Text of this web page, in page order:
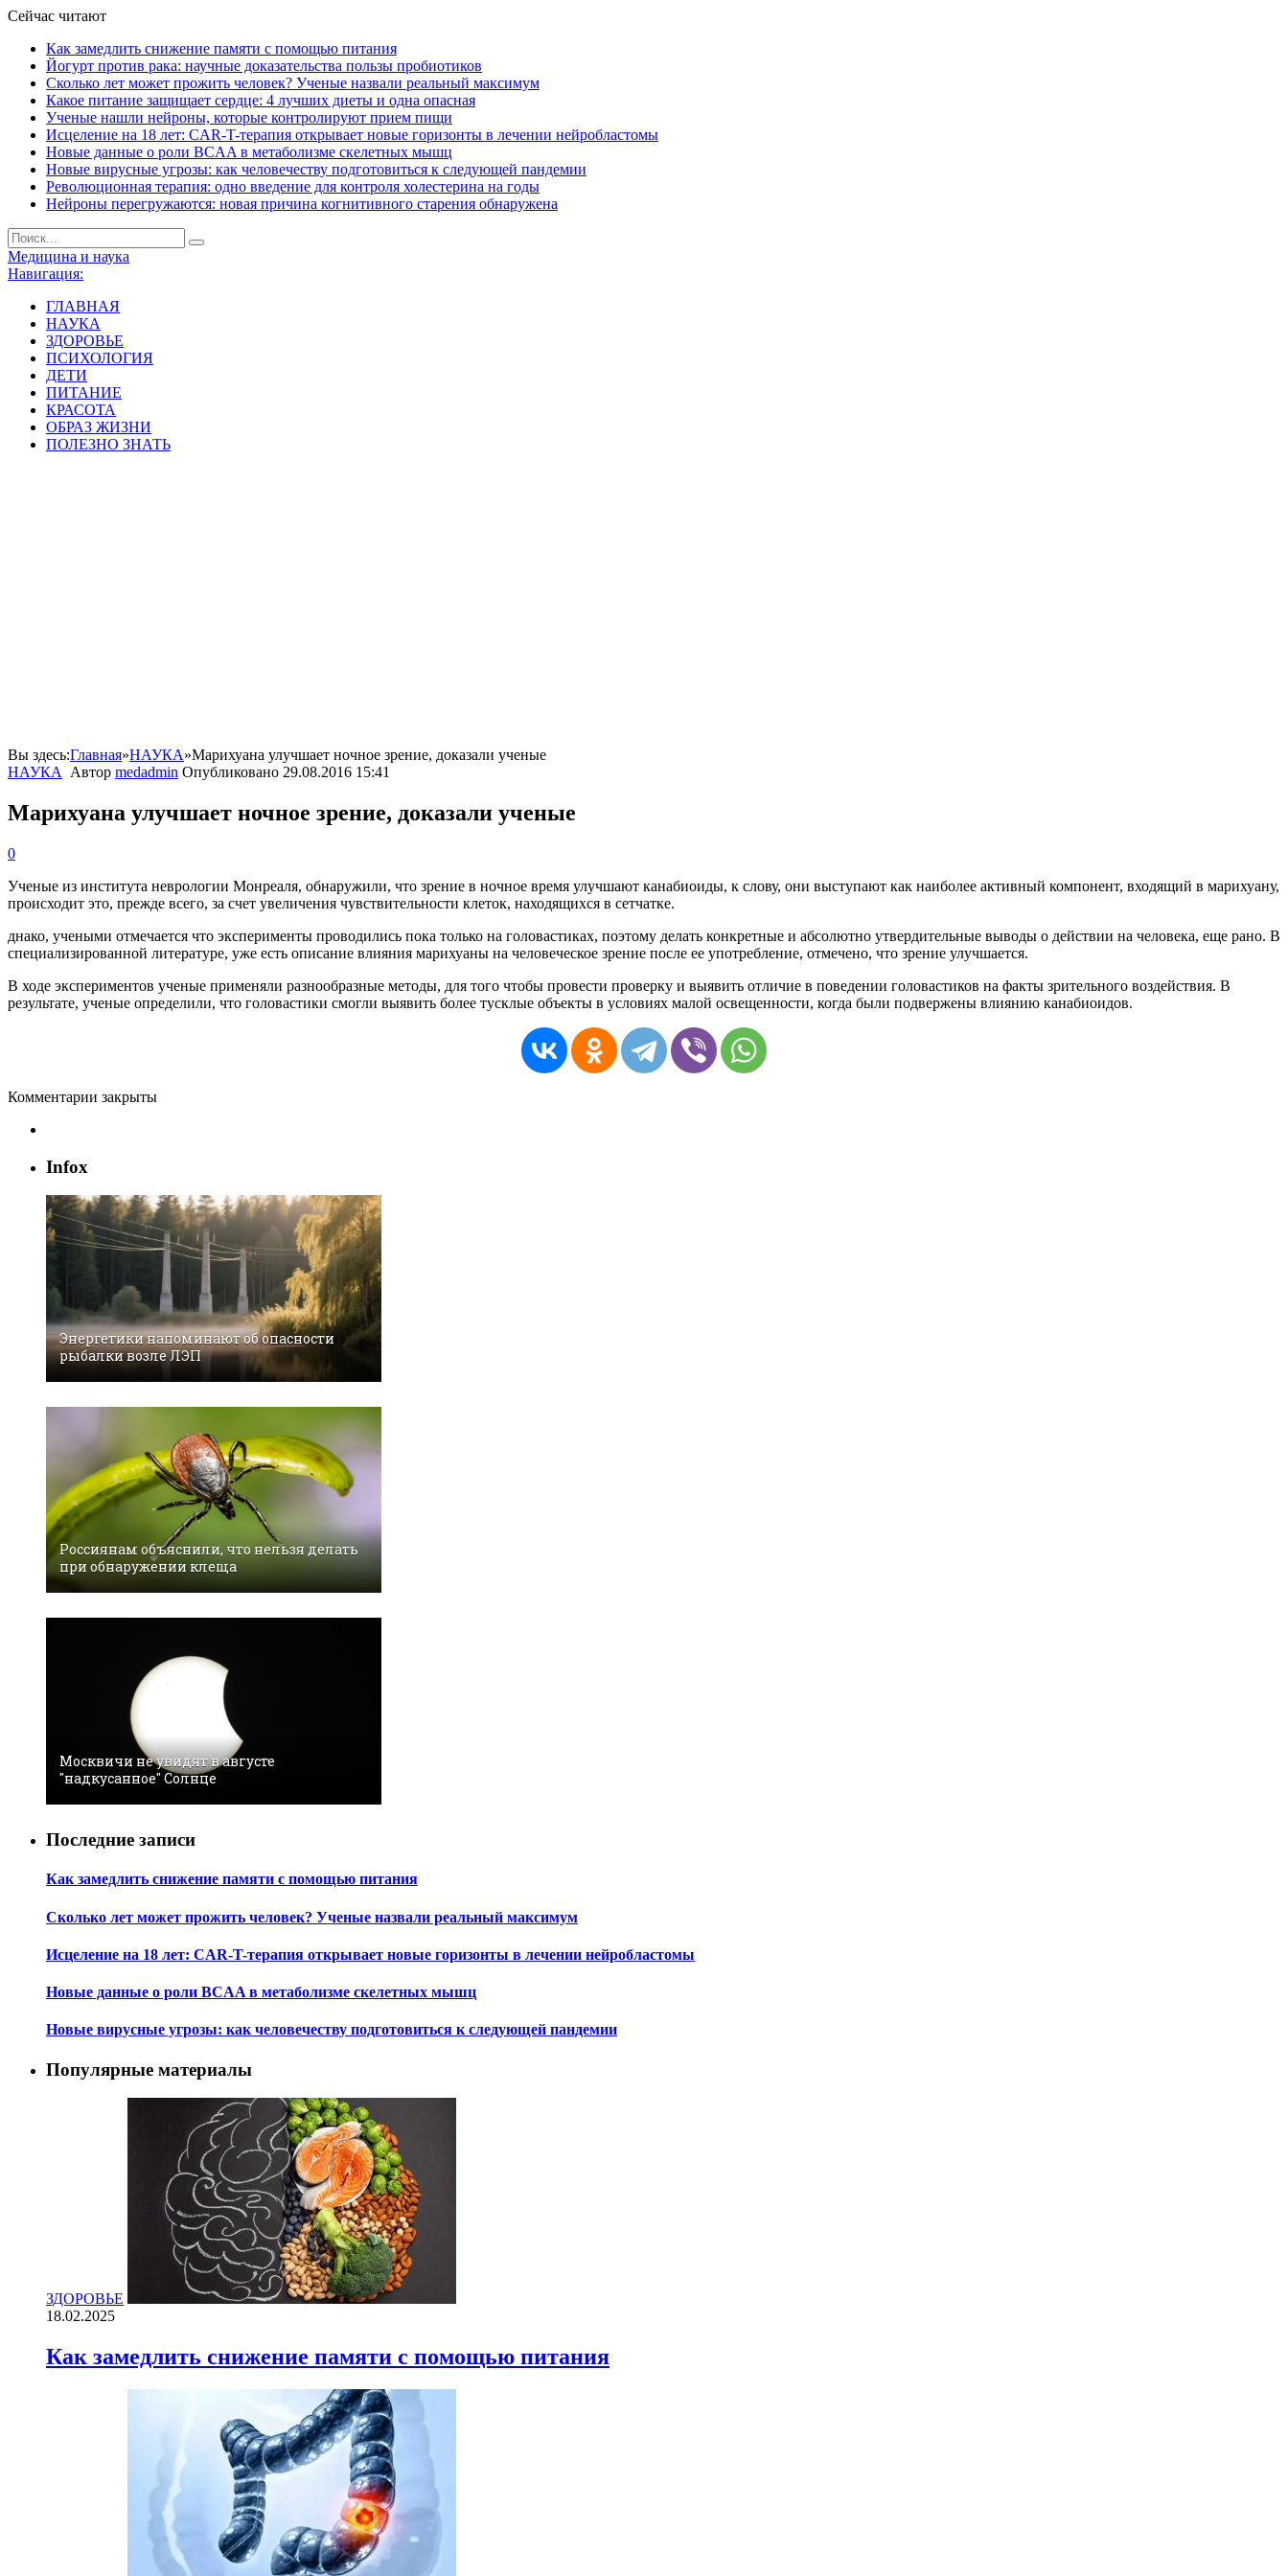
Сейчас читают
Как замедлить снижение памяти с помощью питания
Йогурт против рака: научные доказательства пользы пробиотиков
Сколько лет может прожить человек? Ученые назвали реальный максимум
Какое питание защищает сердце: 4 лучших диеты и одна опасная
Ученые нашли нейроны, которые контролируют прием пищи
Исцеление на 18 лет: CAR-T-терапия открывает новые горизонты в лечении нейробластомы
Новые данные о роли BCAA в метаболизме скелетных мышц
Новые вирусные угрозы: как человечеству подготовиться к следующей пандемии
Революционная терапия: одно введение для контроля холестерина на годы
Нейроны перегружаются: новая причина когнитивного старения обнаружена
Медицина и наука
Навигация:
ГЛАВНАЯ
НАУКА
ЗДОРОВЬЕ
ПСИХОЛОГИЯ
ДЕТИ
ПИТАНИЕ
КРАСОТА
ОБРАЗ ЖИЗНИ
ПОЛЕЗНО ЗНАТЬ
Вы здесь:Главная»НАУКА»Марихуана улучшает ночное зрение, доказали ученые
НАУКА
Автор medadmin Опубликовано 29.08.2016 15:41
Марихуана улучшает ночное зрение, доказали ученые
0
Ученые из института неврологии Монреаля, обнаружили, что зрение в ночное время улучшают канабиоиды, к слову, они выступают как наиболее активный компонент, входящий в марихуану,
происходит это, прежде всего, за счет увеличения чувствительности клеток, находящихся в сетчатке.
днако, учеными отмечается что эксперименты проводились пока только на головастиках, поэтому делать конкретные и абсолютно утвердительные выводы о действии на человека, еще рано. В
специализированной литературе, уже есть описание влияния марихуаны на человеческое зрение после ее употребление, отмечено, что зрение улучшается.
В ходе экспериментов ученые применяли разнообразные методы, для того чтобы провести проверку и выявить отличие в поведении головастиков на факты зрительного воздействия. В
результате, ученые определили, что головастики смогли выявить более тусклые объекты в условиях малой освещенности, когда были подвержены влиянию канабиоидов.
Комментарии закрыты
Infox
Энергетики напоминают об опасности
рыбалки возле ЛЭП
Россиянам объяснили, что нельзя делать
при обнаружении клеща
Москвичи не увидят в августе
"надкусанное" Солнце
Последние записи
Как замедлить снижение памяти с помощью питания
Сколько лет может прожить человек? Ученые назвали реальный максимум
Исцеление на 18 лет: CAR-T-терапия открывает новые горизонты в лечении нейробластомы
Новые данные о роли BCAA в метаболизме скелетных мышц
Новые вирусные угрозы: как человечеству подготовиться к следующей пандемии
Популярные материалы
ЗДОРОВЬЕ
18.02.2025
Как замедлить снижение памяти с помощью питания